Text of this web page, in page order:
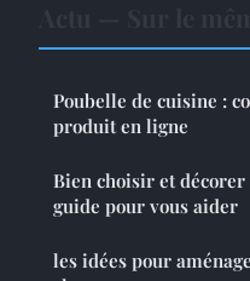
Poubelle de cuisine :
produit en ligne
Bien choisir et décorer
guide pour vous aider
les idées pour